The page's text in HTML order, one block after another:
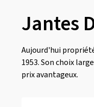
Jantes
Aujourd'hui
1953. Son choix
prix avantageux.